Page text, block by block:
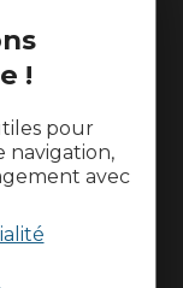
!
pour
navigation,
avec